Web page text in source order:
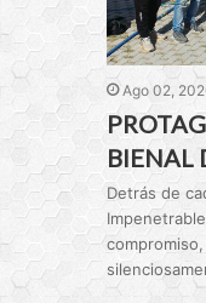
Ago 02,
BIENAL
Detrás de